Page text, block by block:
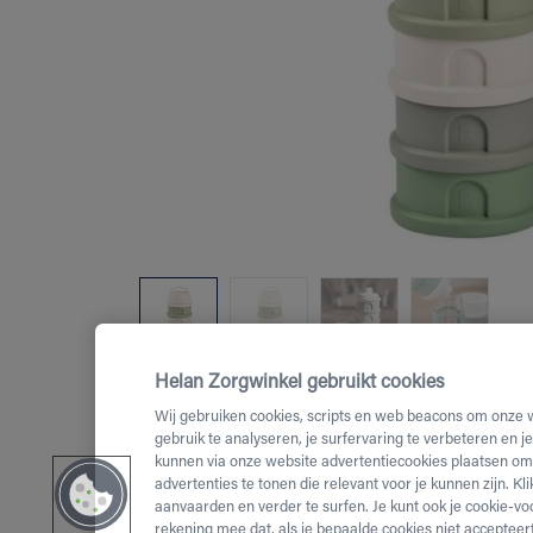
Helan Zorgwinkel gebruikt cookies
Wij gebruiken cookies, scripts en web beacons om
gebruik te analyseren, je surfervaring te verbeteren en
kunnen via onze website advertentiecookies plaatsen
advertenties te tonen die relevant voor je kunnen zijn.
aanvaarden en verder te surfen. Je kunt ook je cookie-